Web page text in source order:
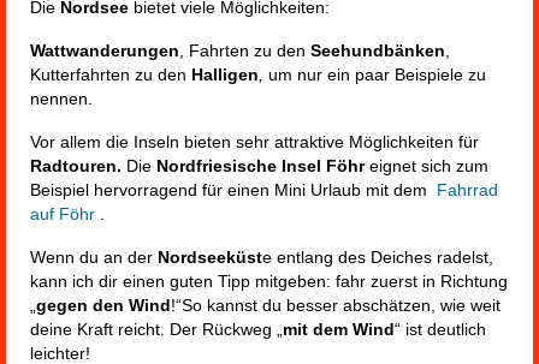
Die Nordsee bietet viele Möglichkeiten:
Wattwanderungen , Fahrten zu den Seehundbänken
Kutterfahrten zu den Halligen um nur ein paar Beispiele zu
nennen.
Vor allem die Inseln bieten sehr attraktive Möglichkeiten für
Radtouren. Die Nordfriesische Insel Föhreignet sich zum
Beispiel hervorragend für einen Mini Urlaub mit dem
Fahrrad
auf Föhr
Wenn du an der Nordseeküste entlang des Deiches radelst,
kann ich dir einen guten Tipp mitgeben: fahr zuerst in Richtung
gegen den Wind!“So kannst du besser abschätzen, wie weit
deine Kraft reicht. Der Rückweg „ mit dem Wind“ ist deutlich
leichter!